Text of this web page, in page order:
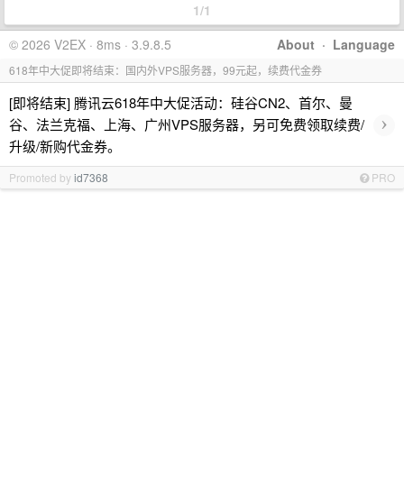
1/1
About · Language
© 2026 V2EX · 8ms · 3.9.8.5
618年中大促即将结束：国内外VPS服务器，99元起，续费代金券
[即将结束] 腾讯云618年中大促活动：硅谷CN2、首尔、曼
谷、法兰克福、上海、广州VPS服务器，另可免费领取续费/
升级/新购代金券。
›
Promoted byid7368 PRO